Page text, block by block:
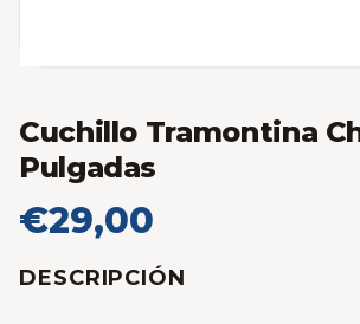
Cuchillo Tramontina
Pulgadas
€29,00
DESCRIPCIÓN